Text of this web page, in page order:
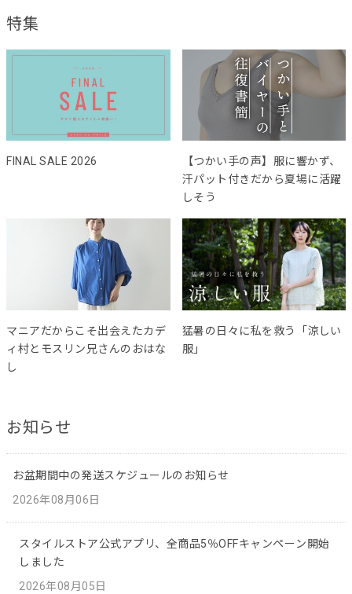
特集
FINAL SALE 2026
【つかい手の声】服に響かず、
汗パット付きだから夏場に活躍
しそう
マニアだからこそ出会えたカデ
ィ村とモスリン兄さんのおはな
し
猛暑の日々に私を救う「涼しい
服」
お知らせ
お盆期間中の発送スケジュールのお知らせ
2026年08月06日
スタイルストア公式アプリ、全商品5％OFFキャンペーン開始
しました
2026年08月05日